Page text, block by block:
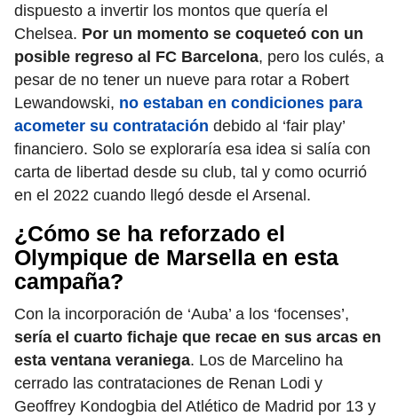
dispuesto a invertir los montos que quería el
Chelsea. Por un momento se coqueteó con un
posible regreso al FC Barcelona, pero los culés, a
pesar de no tener un nueve para rotar a Robert
Lewandowski, no estaban en condiciones para
acometer su contratación debido al ‘fair play’
financiero. Solo se exploraría esa idea si salía con
carta de libertad desde su club, tal y como ocurrió
en el 2022 cuando llegó desde el Arsenal.
¿Cómo se ha reforzado el
Olympique de Marsella en esta
campaña?
Con la incorporación de ‘Auba’ a los ‘focenses’,
sería el cuarto fichaje que recae en sus arcas en
esta ventana veraniega. Los de Marcelino ha
cerrado las contrataciones de Renan Lodi y
Geoffrey Kondogbia del Atlético de Madrid por 13 y